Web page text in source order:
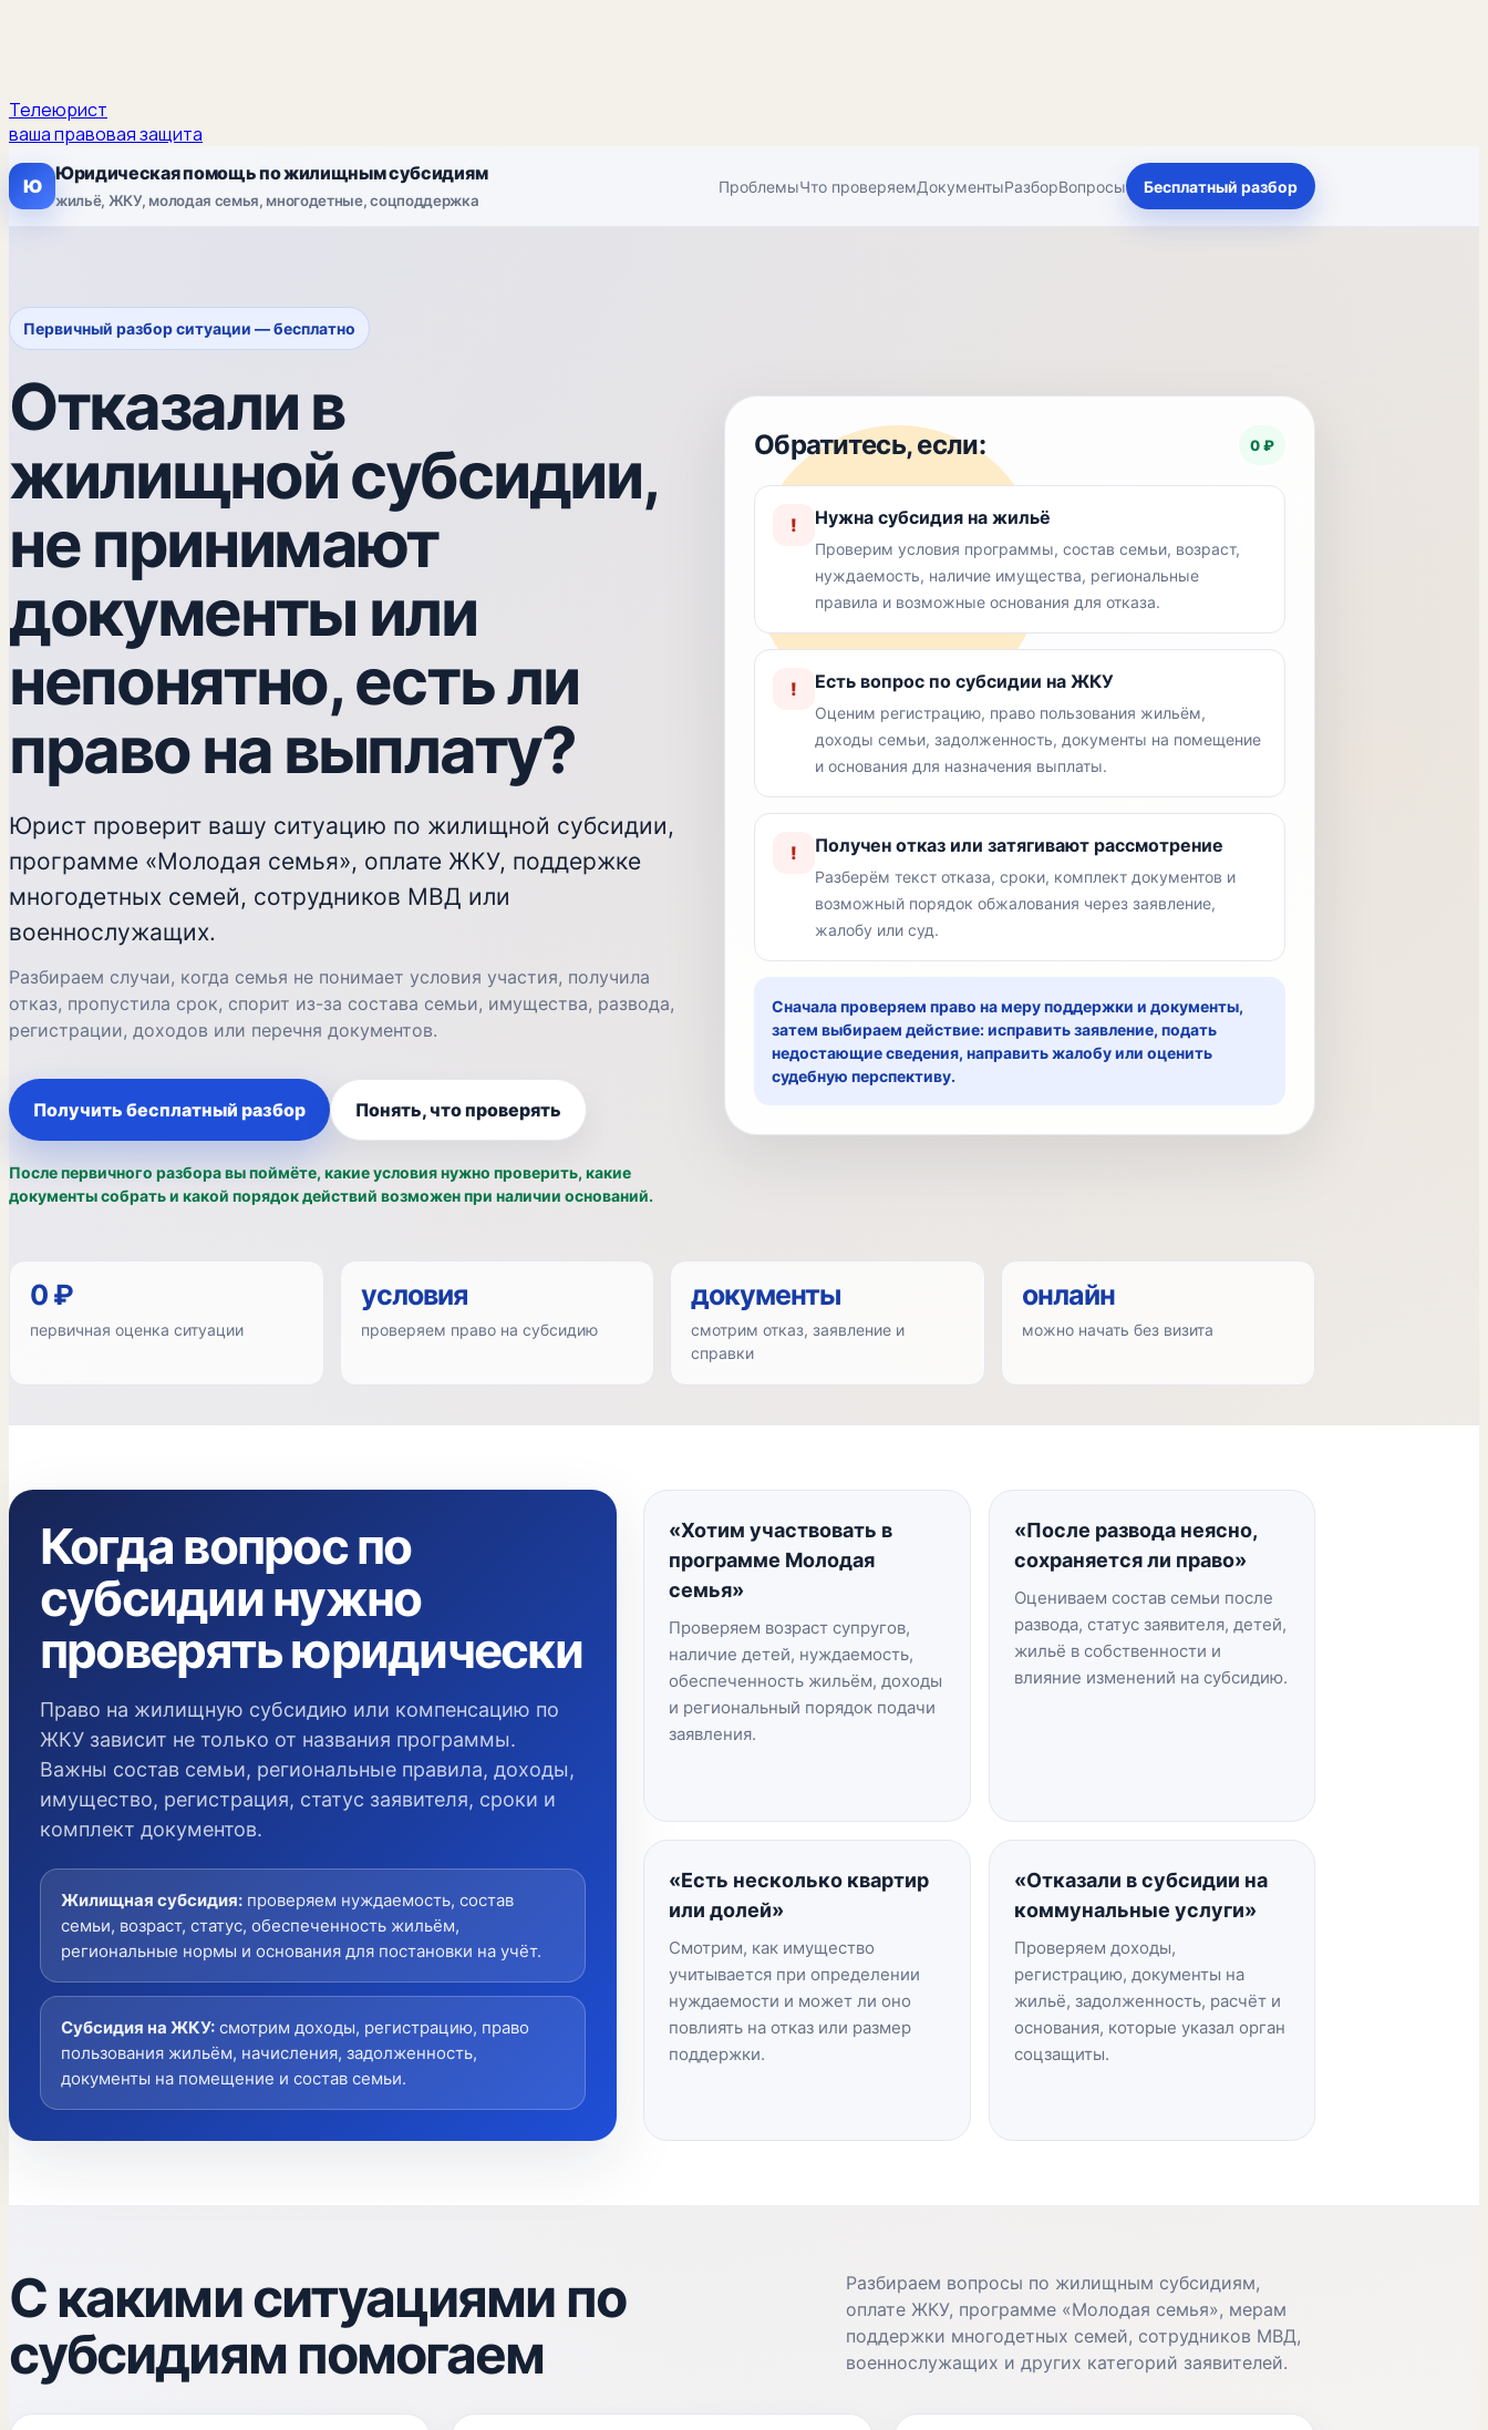
Телеюрист
ваша правовая защита
Ю
Юридическая помощь по жилищным субсидиям
жильё, ЖКУ, молодая семья, многодетные, соцподдержка
ПроблемыЧто проверяемДокументыРазборВопросы Бесплатный разбор
Первичный разбор ситуации — бесплатно
Отказали в
жилищной субсидии,
не принимают
документы или
непонятно, есть ли
право на выплату?
Юрист проверит вашу ситуацию по жилищной субсидии,
программе «Молодая семья», оплате ЖКУ, поддержке
многодетных семей, сотрудников МВД или
военнослужащих.
Разбираем случаи, когда семья не понимает условия участия, получила
отказ, пропустила срок, спорит из-за состава семьи, имущества, развода,
регистрации, доходов или перечня документов.
Получить бесплатный разбор Понять, что проверять
После первичного разбора вы поймёте, какие условия нужно проверить, какие
документы собрать и какой порядок действий возможен при наличии оснований.
Обратитесь, если: 0 ₽
! Нужна субсидия на жильё
Проверим условия программы, состав семьи, возраст,
нуждаемость, наличие имущества, региональные
правила и возможные основания для отказа.
! Есть вопрос по субсидии на ЖКУ
Оценим регистрацию, право пользования жильём,
доходы семьи, задолженность, документы на помещение
и основания для назначения выплаты.
! Получен отказ или затягивают рассмотрение
Разберём текст отказа, сроки, комплект документов и
возможный порядок обжалования через заявление,
жалобу или суд.
Сначала проверяем право на меру поддержки и документы,
затем выбираем действие: исправить заявление, подать
недостающие сведения, направить жалобу или оценить
судебную перспективу.
0 ₽
первичная оценка ситуации
условия
проверяем право на субсидию
документы
смотрим отказ, заявление и
справки
онлайн
можно начать без визита
Когда вопрос по
субсидии нужно
проверять юридически
Право на жилищную субсидию или компенсацию по
ЖКУ зависит не только от названия программы.
Важны состав семьи, региональные правила, доходы,
имущество, регистрация, статус заявителя, сроки и
комплект документов.
Жилищная субсидия: проверяем нуждаемость, состав
семьи, возраст, статус, обеспеченность жильём,
региональные нормы и основания для постановки на учёт.
Субсидия на ЖКУ: смотрим доходы, регистрацию, право
пользования жильём, начисления, задолженность,
документы на помещение и состав семьи.
«Хотим участвовать в
программе Молодая
семья»
Проверяем возраст супругов,
наличие детей, нуждаемость,
обеспеченность жильём, доходы
и региональный порядок подачи
заявления.
«После развода неясно,
сохраняется ли право»
Оцениваем состав семьи после
развода, статус заявителя, детей,
жильё в собственности и
влияние изменений на субсидию.
«Есть несколько квартир
или долей»
Смотрим, как имущество
учитывается при определении
нуждаемости и может ли оно
повлиять на отказ или размер
поддержки.
«Отказали в субсидии на
коммунальные услуги»
Проверяем доходы,
регистрацию, документы на
жильё, задолженность, расчёт и
основания, которые указал орган
соцзащиты.
С какими ситуациями по
субсидиям помогаем
Разбираем вопросы по жилищным субсидиям,
оплате ЖКУ, программе «Молодая семья», мерам
поддержки многодетных семей, сотрудников МВД,
военнослужащих и других категорий заявителей.